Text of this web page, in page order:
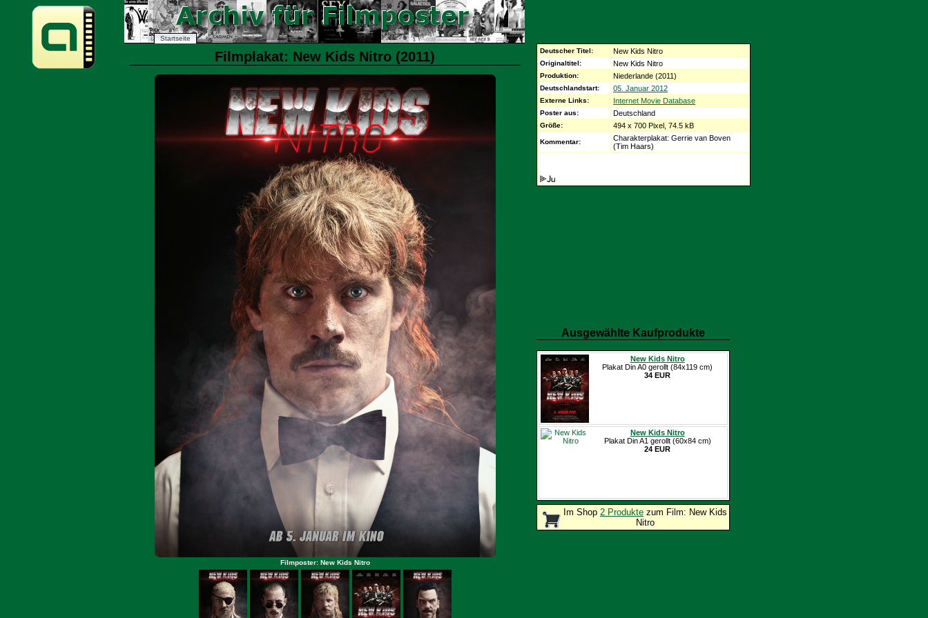
Startseite
Filmplakat: New Kids Nitro (2011)
Filmposter: New Kids Nitro
Deutscher Titel: New Kids Nitro
Originaltitel: New Kids Nitro
Produktion: Niederlande (2011)
Deutschlandstart: 05. Januar 2012
Externe Links: Internet Movie Database
Poster aus: Deutschland
Größe: 494 x 700 Pixel, 74.5 kB
Kommentar:
Charakterplakat: Gerrie van Boven
(Tim Haars)
Ausgewählte Kaufprodukte
New Kids Nitro
Plakat Din A0 gerollt (84x119 cm)
34 EUR
New Kids Nitro
Plakat Din A1 gerollt (60x84 cm)
24 EUR
Im Shop 2 Produkte zum Film: New Kids
Nitro